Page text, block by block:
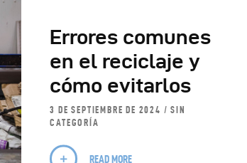
Errores comunes
en el reciclaje y
cómo evitarlos
3 DE SEPTIEMBRE DE 2024
SIN
CATEGORÍA
READ MORE